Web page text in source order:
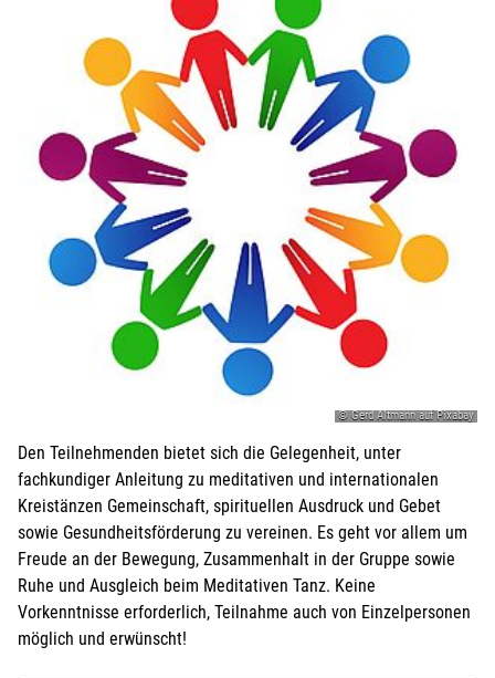
© Gerd Altmann auf Pixabay
Den Teilnehmenden bietet sich die Gelegenheit, unter
fachkundiger Anleitung zu meditativen und internationalen
Kreistänzen Gemeinschaft, spirituellen Ausdruck und Gebet
sowie Gesundheitsförderung zu vereinen. Es geht vor allem um
Freude an der Bewegung, Zusammenhalt in der Gruppe sowie
Ruhe und Ausgleich beim Meditativen Tanz. Keine
Vorkenntnisse erforderlich, Teilnahme auch von Einzelpersonen
möglich und erwünscht!